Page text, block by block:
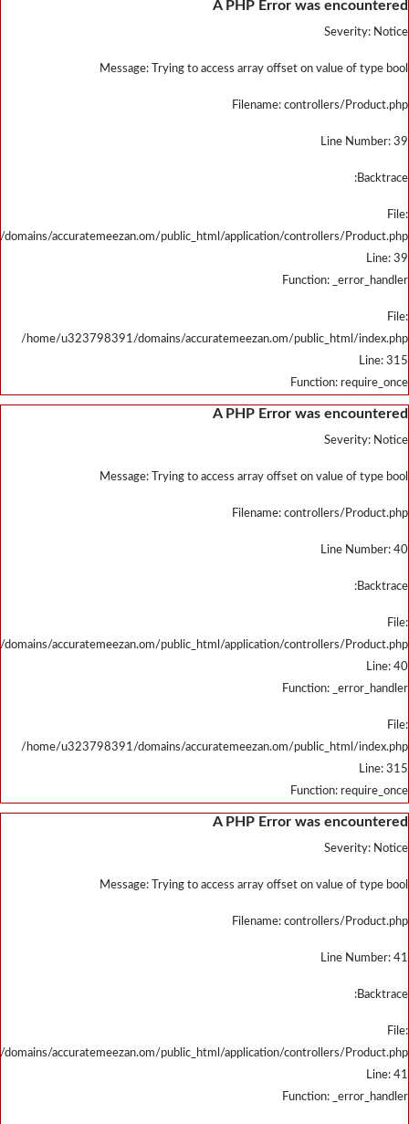
/home/u323798391/domains/
/
/home/u323798391/domains/
/
/home/u323798391/domains/